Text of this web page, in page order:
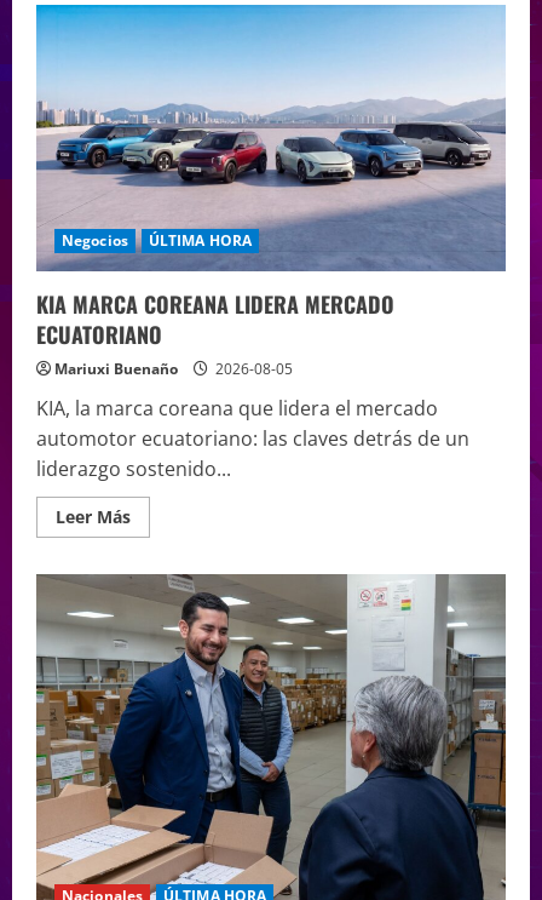
Negocios ÚLTIMA HORA
KIA MARCA COREANA LIDERA MERCADO
ECUATORIANO
Mariuxi Buenaño 2026-08-05
KIA, la marca coreana que lidera el mercado
automotor ecuatoriano: las claves detrás de un
liderazgo sostenido...
Leer Más